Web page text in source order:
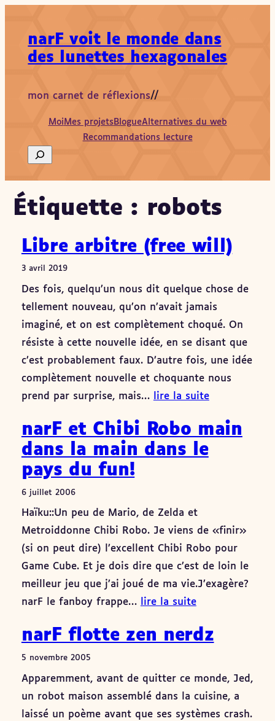
contenu
narF voit le monde dans
des lunettes hexagonales
mon carnet de réflexions//
MoiMes projetsBlogueAlternatives du web
Recommandations lecture
Search
Étiquette : robots
Libre arbitre (free will)
3 avril 2019
Des fois, quelqu’un nous dit quelque chose de
tellement nouveau, qu’on n’avait jamais
imaginé, et on est complètement choqué. On
résiste à cette nouvelle idée, en se disant que
c’est probablement faux. D’autre fois, une idée
complètement nouvelle et choquante nous
prend par surprise, mais…
lire la suite
narF et Chibi Robo main
dans la main dans le
pays du fun!
6 juillet 2006
Haïku::Un peu de Mario, de Zelda et
Metroiddonne Chibi Robo. Je viens de «finir»
(si on peut dire) l’excellent Chibi Robo pour
Game Cube. Et je dois dire que c’est de loin le
meilleur jeu que j’ai joué de ma vie.J’exagère?
narF le fanboy frappe…
lire la suite
narF flotte zen nerdz
5 novembre 2005
Apparemment, avant de quitter ce monde, Jed,
un robot maison assemblé dans la cuisine, a
laissé un poème avant que ses systèmes crash.